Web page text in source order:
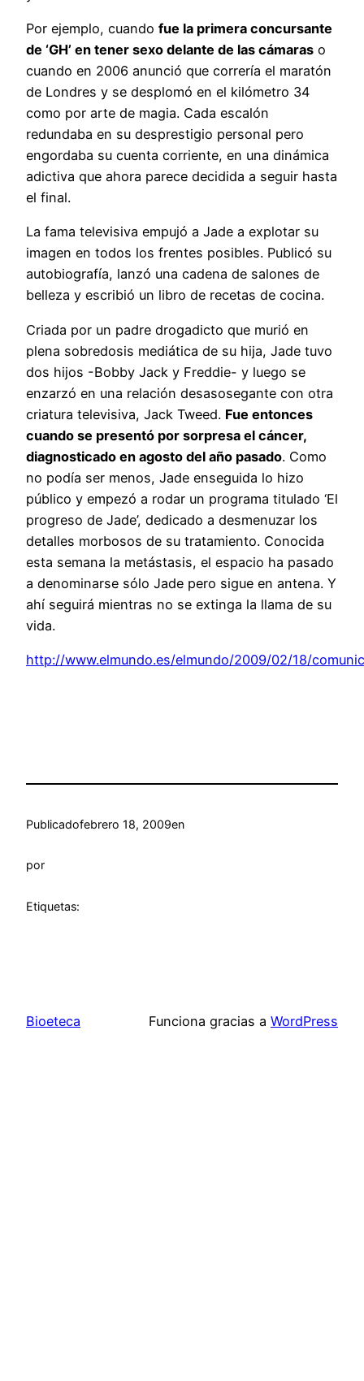
Por ejemplo, cuando fue la primera concursante
de ‘GH’ en tener sexo delante de las cámaras o
cuando en 2006 anunció que correría el maratón
de Londres y se desplomó en el kilómetro 34
como por arte de magia. Cada escalón
redundaba en su desprestigio personal pero
engordaba su cuenta corriente, en una dinámica
adictiva que ahora parece decidida a seguir hasta
el final.
La fama televisiva empujó a Jade a explotar su
imagen en todos los frentes posibles. Publicó su
autobiografía, lanzó una cadena de salones de
belleza y escribió un libro de recetas de cocina.
Criada por un padre drogadicto que murió en
plena sobredosis mediática de su hija, Jade tuvo
dos hijos -Bobby Jack y Freddie- y luego se
enzarzó en una relación desasosegante con otra
criatura televisiva, Jack Tweed. Fue entonces
cuando se presentó por sorpresa el cáncer,
diagnosticado en agosto del año pasado. Como
no podía ser menos, Jade enseguida lo hizo
público y empezó a rodar un programa titulado ‘El
progreso de Jade’, dedicado a desmenuzar los
detalles morbosos de su tratamiento. Conocida
esta semana la metástasis, el espacio ha pasado
a denominarse sólo Jade pero sigue en antena. Y
ahí seguirá mientras no se extinga la llama de su
vida.
http://www.elmundo.es/elmundo/2009/02/18/
Publicadofebrero 18, 2009en
por
Etiquetas:
Bioeteca Funciona gracias a WordPress